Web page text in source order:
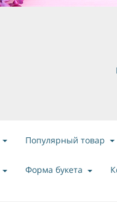
Популярный товар
Форма букета